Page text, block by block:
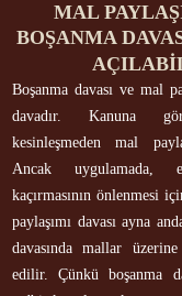
MAL
BOŞANMA
Boşanma davası ve mal
davadır. Kanuna
kesinleşmeden mal
Ancak uygulamada,
kaçırmasının önlenmesi
paylaşımı davası ayna
davasında mallar
edilir. Çünkü boşanma